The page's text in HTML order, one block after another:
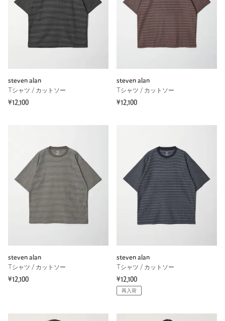
steven alan
Tシャツ / カットソー
¥12,100
steven alan
Tシャツ / カットソー
¥12,100
steven alan
Tシャツ / カットソー
¥12,100
steven alan
Tシャツ / カットソー
¥12,100
再入荷